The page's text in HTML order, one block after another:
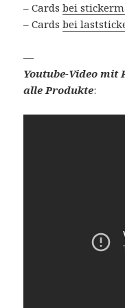
– Cardsbei
– Cardsbei
—
Youtube-Video mit
alle Produkte: